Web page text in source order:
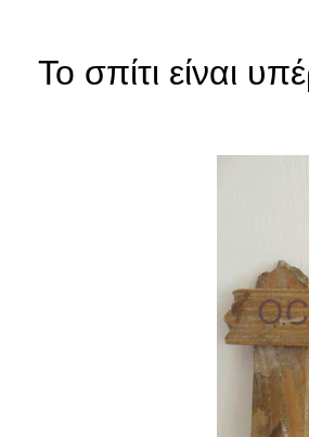
Το σπίτι είναι